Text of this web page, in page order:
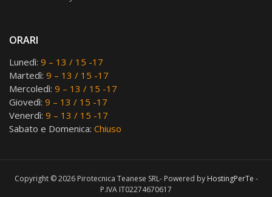
ORARI
Lunedì: 9 – 13 / 15 -17
Martedì: 9 – 13 / 15 -17
Mercoledì: 9 – 13 / 15 -17
Giovedì: 9 – 13 / 15 -17
Venerdì: 9 – 13 / 15 -17
Sabato e Domenica: Chiuso
Copyright © 2026 Pirotecnica Teanese SRL- Powered by HostingPerTe -
P.IVA IT02274670617